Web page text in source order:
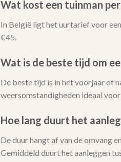
Wat kost een tuinman
In België ligt het uurtarief voor
€45.
Wat is de beste tijd om
De beste tijd is in het voorjaar of
weersomstandigheden ideaal
Hoe lang duurt het
De duur hangt af van de omvang
Gemiddeld duurt het aanleggen